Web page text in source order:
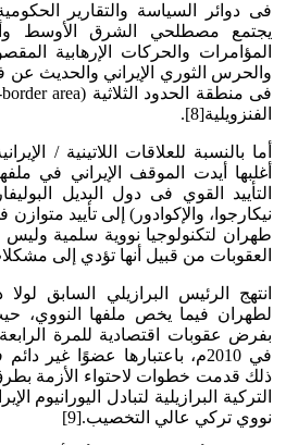
فى دوائر السياسة والتقارير
يجتمع مصطلحي الشرق الأوسط
المؤامرات والحركات الإرهابية
والحرس الثوري الإيراني والحديث عن
الفنزويلية[8].
أما بالنسبة للعلاقات اللاتينية /
أغلبها أيدت الموقف الإيراني في
التأييد القوي فى دول البديل
نيكارجوا، والإكوادور) إلى تأييد متوازن
طهران لتكنولوجيا نووية سلمية
العقوبات من قبيل أنها تؤدي إلى
انتهج الرئيس البرازيلي السابق
لطهران فيما يخص ملفها النووي،
بفرض عقوبات اقتصادية للمرة
في 2010م، باعتبارها عضوًا غير
ذلك قدمت خطوات لاحتواء الأزمة
التركية البرازيلية لتبادل اليورانيوم
نووي تركي عالي التخصيب.[9]